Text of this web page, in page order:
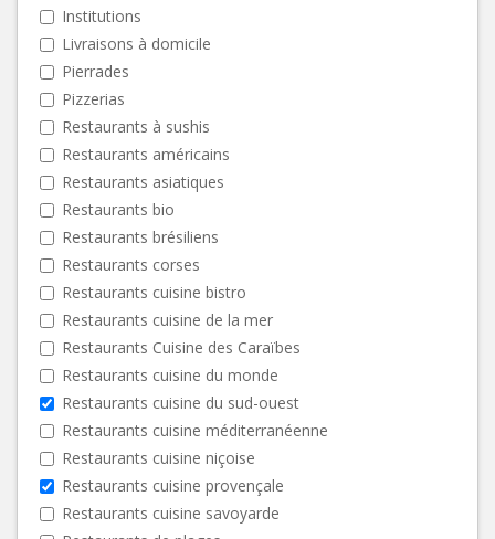
Institutions
Livraisons à domicile
Pierrades
Pizzerias
Restaurants à sushis
Restaurants américains
Restaurants asiatiques
Restaurants bio
Restaurants brésiliens
Restaurants corses
Restaurants cuisine bistro
Restaurants cuisine de la mer
Restaurants Cuisine des Caraïbes
Restaurants cuisine du monde
Restaurants cuisine du sud-ouest
Restaurants cuisine méditerranéenne
Restaurants cuisine niçoise
Restaurants cuisine provençale
Restaurants cuisine savoyarde